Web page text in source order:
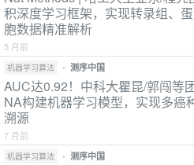
积深度学习框架，实现转录组、
胞数据精准解析
5 月前
机器学习算法 • 测序中国
AUC达0.92！中科大瞿昆/郭闯等
NA构建机器学习模型，实现多癌
溯源
7 月前
机器学习算法 • 测序中国